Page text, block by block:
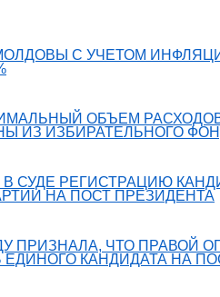
С УЧЕТОМ
ОБЪЕМ
ИЗ ИЗБИРАТЕЛЬНОГО
СУДЕ РЕГИСТРАЦИЮ
НА ПОСТ ПРЕЗИДЕНТА
ПРИЗНАЛА, ЧТО ПРАВОЙ
КАНДИДАТА НА